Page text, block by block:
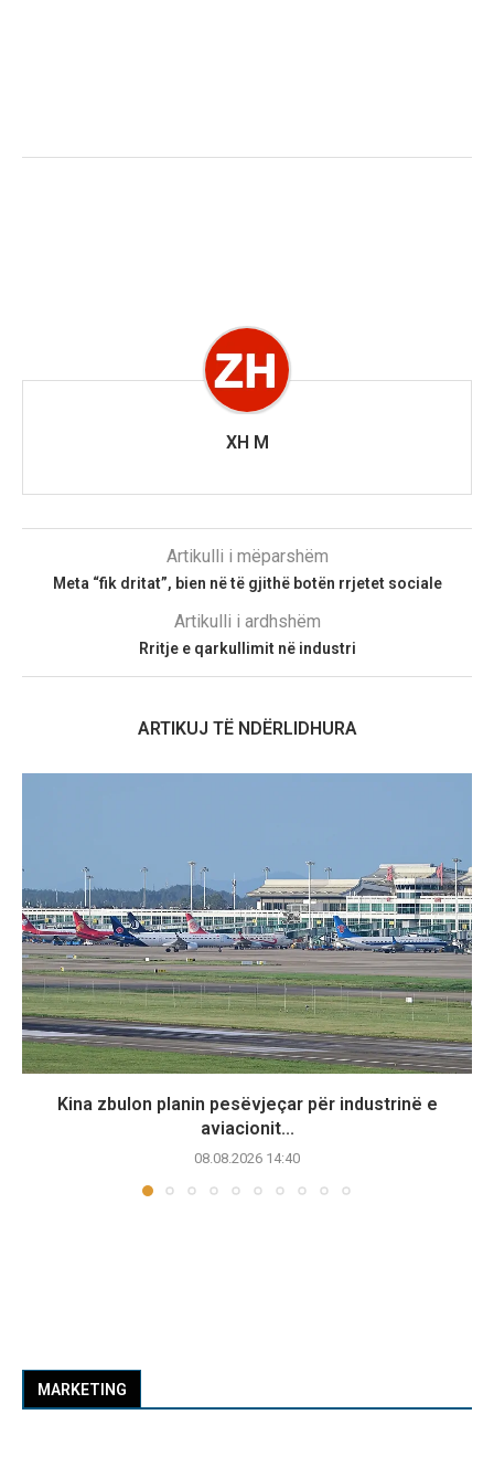
XH M
Artikulli i mëparshëm
Meta “fik dritat”, bien në të gjithë botën rrjetet sociale
Artikulli i ardhshëm
Rritje e qarkullimit në industri
ARTIKUJ TË NDËRLIDHURA
Kina zbulon planin pesëvjeçar për industrinë e
aviacionit...
08.08.2026 14:40
MARKETING